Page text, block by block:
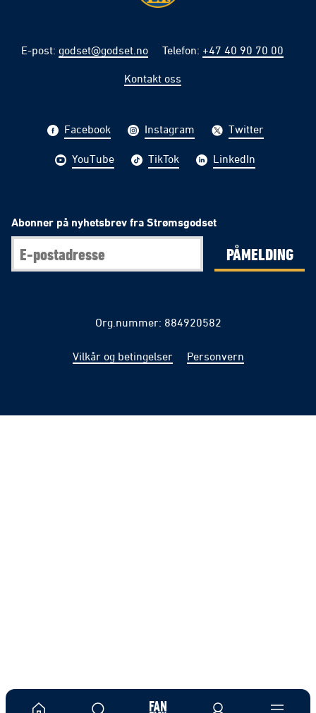
E-post: godset@godset.no Telefon: +47 40 90 70 00
Kontakt oss
Facebook Instagram Twitter
YouTube TikTok LinkedIn
Abonner på nyhetsbrev fra Strømsgodset
PÅMELDING
Org.nummer: 884920582
Vilkår og betingelser Personvern